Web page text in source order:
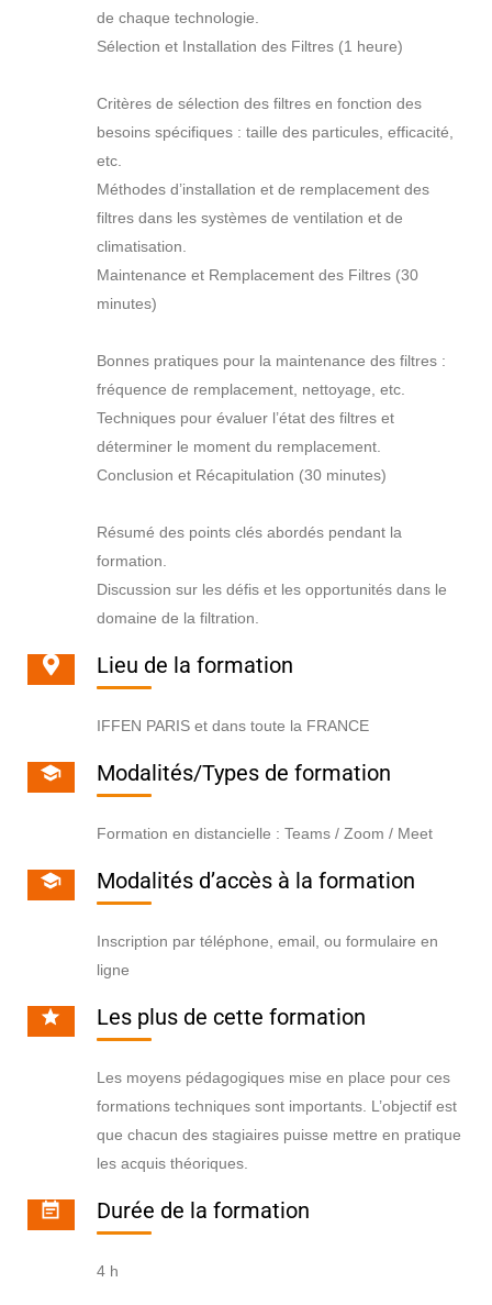
de chaque technologie.
Sélection et Installation des Filtres (1 heure)
Critères de sélection des filtres en fonction des
besoins spécifiques : taille des particules, efficacité,
etc.
Méthodes d’installation et de remplacement des
filtres dans les systèmes de ventilation et de
climatisation.
Maintenance et Remplacement des Filtres (30
minutes)
Bonnes pratiques pour la maintenance des filtres :
fréquence de remplacement, nettoyage, etc.
Techniques pour évaluer l’état des filtres et
déterminer le moment du remplacement.
Conclusion et Récapitulation (30 minutes)
Résumé des points clés abordés pendant la
formation.
Discussion sur les défis et les opportunités dans le
domaine de la filtration.
Lieu de la formation
IFFEN PARIS et dans toute la FRANCE
Modalités/Types de formation
Formation en distancielle : Teams / Zoom / Meet
Modalités d’accès à la formation
Inscription par téléphone, email, ou formulaire en
ligne
Les plus de cette formation
Les moyens pédagogiques mise en place pour ces
formations techniques sont importants. L’objectif est
que chacun des stagiaires puisse mettre en pratique
les acquis théoriques.
Durée de la formation
4 h